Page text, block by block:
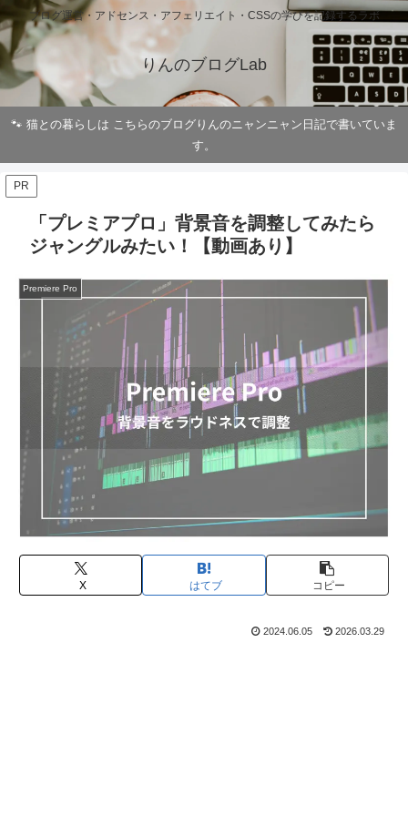
ブログ運営・アドセンス・アフェリエイト・CSSの学びを記録するラボ
りんのブログLab
🐾 猫との暮らしは こちらのブログりんのニャンニャン日記で書いていま
す。
PR
「プレミアプロ」背景音を調整してみたら
ジャングルみたい！【動画あり】
Premiere Pro
X はてブ コピー
2024.06.05 2026.03.29